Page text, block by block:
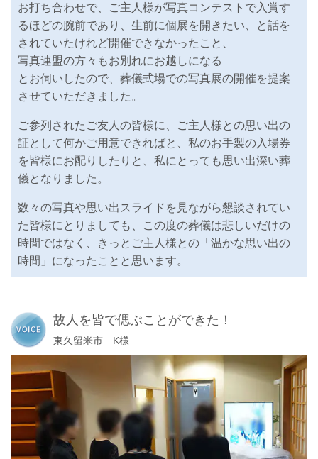
お打ち合わせで、ご主人様が写真コンテストで入賞す
るほどの腕前であり、生前に個展を開きたい、と話を
されていたけれど開催できなかったこと、
写真連盟の方々もお別れにお越しになる
とお伺いしたので、葬儀式場での写真展の開催を提案
させていただきました。
ご参列されたご友人の皆様に、ご主人様との思い出の
証として何かご用意できればと、私のお手製の入場券
を皆様にお配りしたりと、私にとっても思い出深い葬
儀となりました。
数々の写真や思い出スライドを見ながら懇談されてい
た皆様にとりましても、この度の葬儀は悲しいだけの
時間ではなく、きっとご主人様との「温かな思い出の
時間」になったことと思います。
故人を皆で偲ぶことができた！
東久留米市 K様